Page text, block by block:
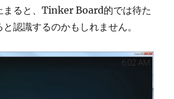
まると、Tinker Board的では待た
認識するのかもしれません。